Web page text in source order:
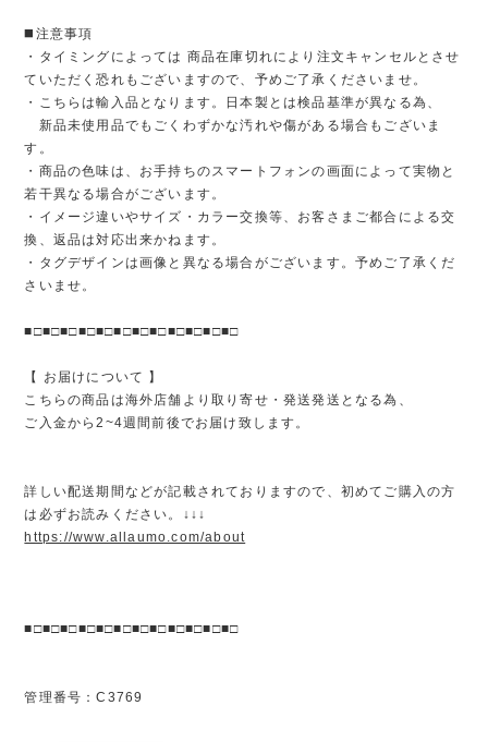
◼️注意事項
・タイミングによっては 商品在庫切れにより注文キャンセルとさせ
ていただく恐れもございますので、予めご了承くださいませ。
・こちらは輸入品となります。日本製とは検品基準が異なる為、
新品未使用品でもごくわずかな汚れや傷がある場合もございま
す。
・商品の色味は、お手持ちのスマートフォンの画面によって実物と
若干異なる場合がございます。
・イメージ違いやサイズ・カラー交換等、お客さまご都合による交
換、返品は対応出来かねます。
・タグデザインは画像と異なる場合がございます。予めご了承くだ
さいませ。
■□■□■□■□■□■□■□■□■□■□■□■□
【 お届けについて 】
こちらの商品は海外店舗より取り寄せ・発送発送となる為、
ご入金から2~4週間前後でお届け致します。
詳しい配送期間などが記載されておりますので、初めてご購入の方
は必ずお読みください。↓↓↓
https://www.allaumo.com/about
■□■□■□■□■□■□■□■□■□■□■□■□
管理番号：C3769